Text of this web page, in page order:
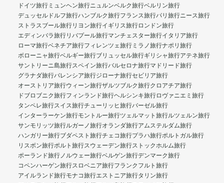
ドイツ旅行 ミュンヘン旅行ニュルンベルク旅行ベルリン旅行
デュッセルドルフ旅行ハンブルク旅行フランス旅行パリ旅行ニース旅行
ストラスブール旅行リヨン旅行イギリス旅行ロンドン旅行
エディンバラ旅行リバプール旅行マンチェスター旅行イタリア旅行
ローマ旅行ベネチア旅行フィレンツェ旅行 ミラノ旅行ナポリ旅行
ボローニャ旅行ベルギー旅行ブリュッセル旅行ギリシャ旅行アテネ旅行
サントリーニ島旅行スペイン旅行バルセロナ旅行マドリード旅行
グラナダ旅行バレンシア旅行ジローナ旅行セビリア旅行
オーストリア旅行ウィーン旅行ザルツブルク旅行クロアチア旅行
ドブロブニク旅行フィンランド旅行ヘルシンキ旅行ロヴァニエミ旅行
タンペレ旅行スイス旅行チューリッヒ旅行バーゼル旅行
インターラーケン旅行モントルー旅行ツェルマット旅行ルツェルン旅行
サンモリッツ旅行ルガーノ旅行オランダ旅行アムステルダム旅行
ハンガリー旅行ブダペスト旅行チェコ旅行プラハ旅行ポルトガル旅行
リスボン旅行ポルト旅行スウェーデン旅行ストックホルム旅行
ポーランド旅行ノルウェー旅行ベルゲン旅行デンマーク旅行
コペンハーゲン旅行スロベニア旅行フランクフルト旅行
アイルランド旅行モナコ旅行エストニア旅行タリン旅行